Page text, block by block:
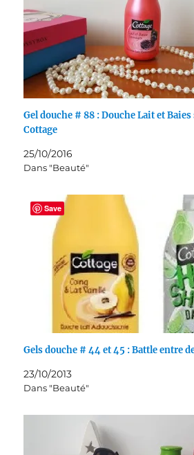
Gel douche # 88 : Douche Lait et Baies
Cottage
25/10/2016
Dans "Beauté"
Gels douche # 44 et 45 : Battle entre
23/10/2013
Dans "Beauté"
Save